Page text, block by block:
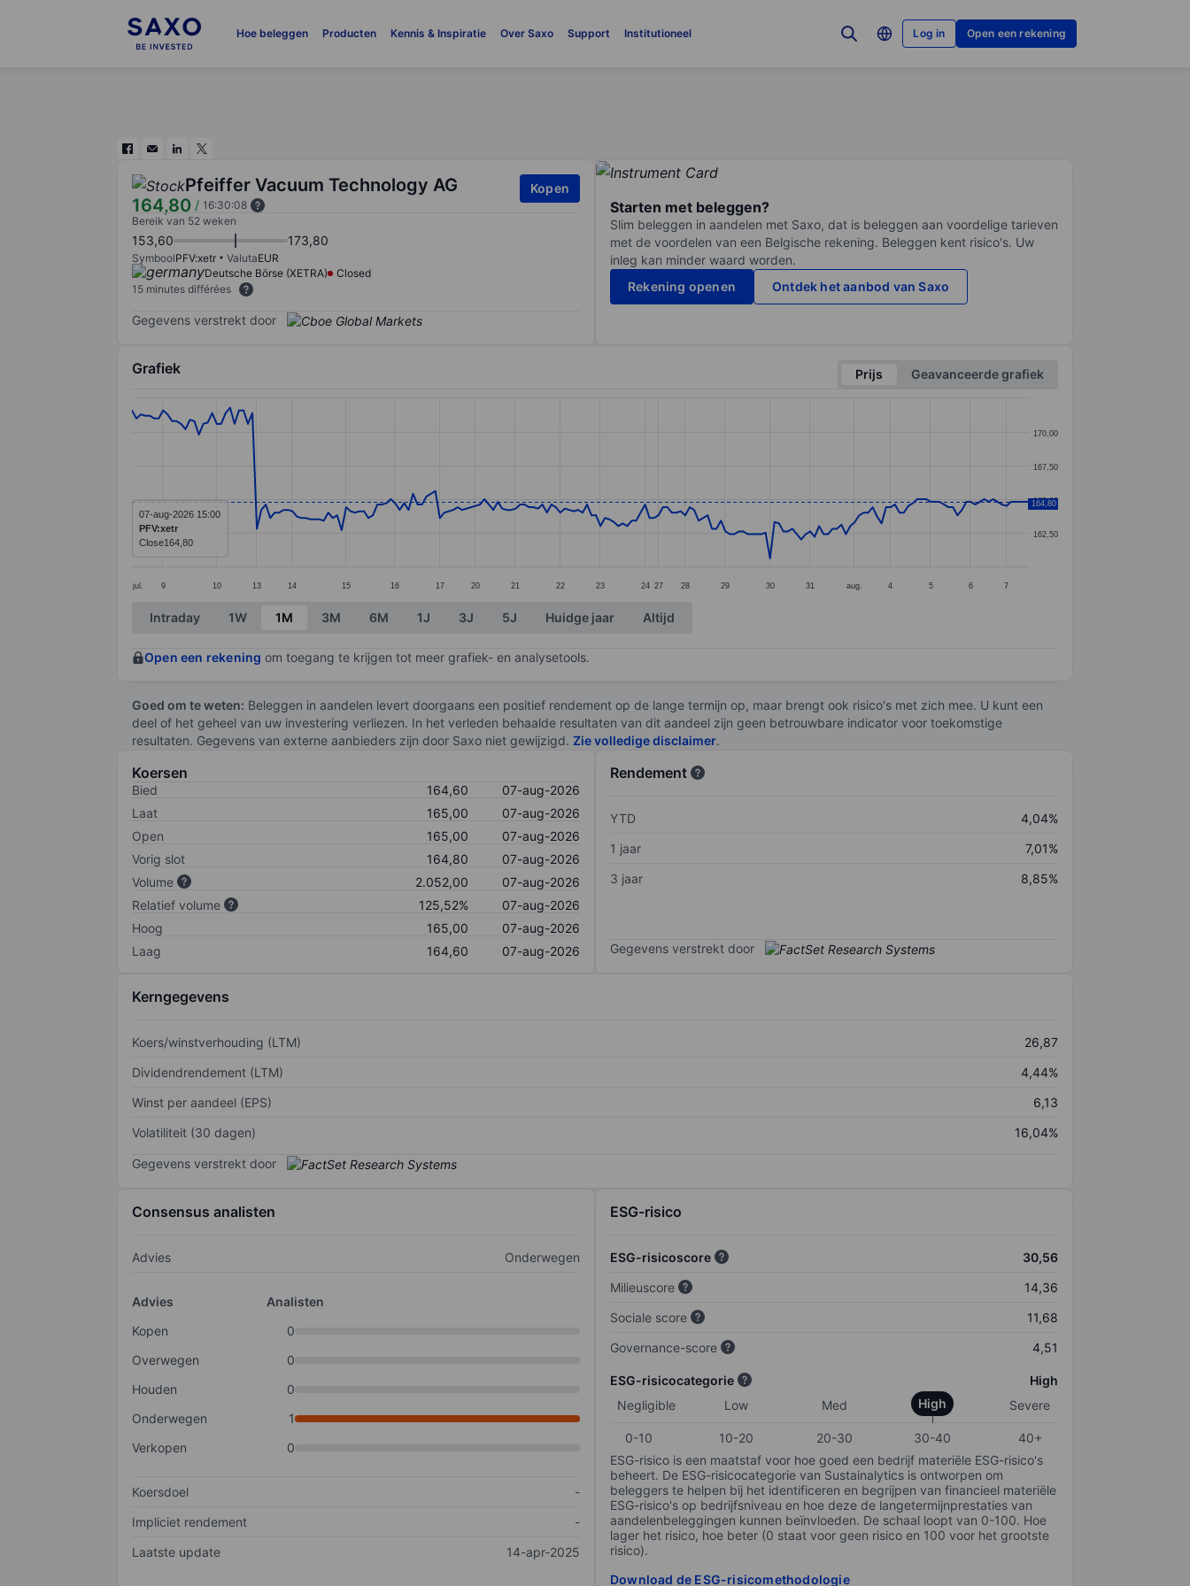
Hoe beleggen Producten Kennis & Inspiratie Over Saxo Support Institutioneel Log in Open een rekening
Pfeiffer Vacuum Technology AG
164,80 / 16:30:08
Kopen
Bereik van 52 weken
153,60 173,80
SymboolPFV:xetr ValutaEUR
Deutsche Börse (XETRA)
Closed
15 minutes différées
Gegevens verstrekt door
Starten met beleggen?
Slim beleggen in aandelen met Saxo, dat is beleggen aan voordelige tarieven
met de voordelen van een Belgische rekening. Beleggen kent risico's. Uw
inleg kan minder waard worden.
Rekening openen
Ontdek het aanbod van Saxo
Grafiek Prijs
Geavanceerde grafiek
Line chart with 202 data points.
The chart has 1 X axis displaying categories.
The chart has 1 Y axis displaying values. Data ranges from 160.6 to 171.8.
jul. 9 10 13 14 15 16 17 20 21 22 23 24 27 28 29 30 31 aug. 4 5 6 7
162,50
165,00
167,50
170,00
164,80
07-aug-2026 15:00
PFV:xetr
Close164,80
End of interactive chart.
Intraday 1W 1M 3M 6M 1J 3J 5J Huidge jaar Altijd
Open een rekening om toegang te krijgen tot meer grafiek- en analysetools.
Goed om te weten: Beleggen in aandelen levert doorgaans een positief rendement op de lange termijn op, maar brengt ook risico's met zich mee. U kunt een
deel of het geheel van uw investering verliezen. In het verleden behaalde resultaten van dit aandeel zijn geen betrouwbare indicator voor toekomstige
resultaten. Gegevens van externe aanbieders zijn door Saxo niet gewijzigd. Zie volledige disclaimer.
Koersen
Bied 164,60
07-aug-2026
Laat
165,00
07-aug-2026
Open
165,00
07-aug-2026
Vorig slot
164,80
07-aug-2026
Volume
2.052,00
07-aug-2026
Relatief volume
125,52%
07-aug-2026
Hoog
165,00
07-aug-2026
Laag
164,60 07-aug-2026
Rendement
YTD
4,04%
1 jaar
7,01%
3 jaar
8,85%
Gegevens verstrekt door
Kerngegevens
Koers/winstverhouding (LTM)
26,87
Dividendrendement (LTM)
4,44%
Winst per aandeel (EPS)
6,13
Volatiliteit (30 dagen)
16,04%
Gegevens verstrekt door
Consensus analisten
Advies Onderwegen
Advies
Analisten
Kopen
0
Overwegen
0
Houden
0
Onderwegen
1
Verkopen
0
Koersdoel
-
Impliciet rendement
-
Laatste update
14-apr-2025
ESG-risico
ESG-risicoscore
30,56
Milieuscore
14,36
Sociale score
11,68
Governance-score
4,51
ESG-risicocategorie
High
Negligible
Low Med High Severe
0-10 10-20 20-30 30-40
40+
ESG-risico is een maatstaf voor hoe goed een bedrijf materiële ESG-risico's
beheert. De ESG-risicocategorie van Sustainalytics is ontworpen om
beleggers te helpen bij het identificeren en begrijpen van financieel materiële
ESG-risico's op bedrijfsniveau en hoe deze de langetermijnprestaties van
aandelenbeleggingen kunnen beïnvloeden. De schaal loopt van 0-100. Hoe
lager het risico, hoe beter (0 staat voor geen risico en 100 voor het grootste
risico).
Download de ESG-risicomethodologie